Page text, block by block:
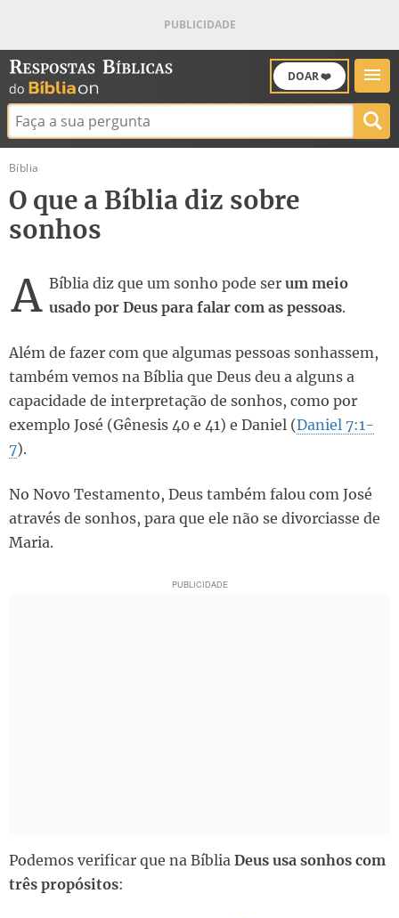
DOAR ❤️
Buscar:
Bíblia
O que a Bíblia diz sobre
sonhos
A Bíblia diz que um sonho pode ser um meio
usado por Deus para falar com as pessoas.
Além de fazer com que algumas pessoas sonhassem,
também vemos na Bíblia que Deus deu a alguns a
capacidade de interpretação de sonhos, como por
exemplo José (Gênesis 40 e 41) e Daniel (Daniel 7:1-
7).
No Novo Testamento, Deus também falou com José
através de sonhos, para que ele não se divorciasse de
Maria.
Podemos verificar que na Bíblia Deus usa sonhos com
três propósitos: